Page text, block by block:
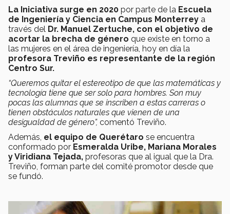
La Iniciativa surge en 2020 por parte de la Escuela
de Ingeniería y Ciencia en Campus Monterrey a
través del Dr. Manuel Zertuche, con el objetivo de
acortar la brecha de género que existe en torno a
las mujeres en el área de ingeniería, hoy en día la
profesora Treviño es representante de la región
Centro Sur.
“Queremos quitar el estereotipo de que las matemáticas y
tecnología tiene que ser solo para hombres. Son muy
pocas las alumnas que se inscriben a estas carreras o
tienen obstáculos naturales que vienen de una
desigualdad de género”, comentó Treviño.
Además, el equipo de Querétaro se encuentra
conformado por Esmeralda Uribe, Mariana Morales
y Viridiana Tejada, profesoras que al igual que la Dra.
Treviño, forman parte del comité promotor desde que
se fundó.